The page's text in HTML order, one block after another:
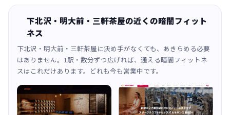
下北沢・明大前・三軒茶屋の近くの暗闇フィット
ネス
下北沢・明大前・三軒茶屋に決め手がなくても、あきらめる必要
はありません。1駅・数分ずつ広げれば、通える暗闇フィットネ
スはこれだけあります。どれも今も営業中です。